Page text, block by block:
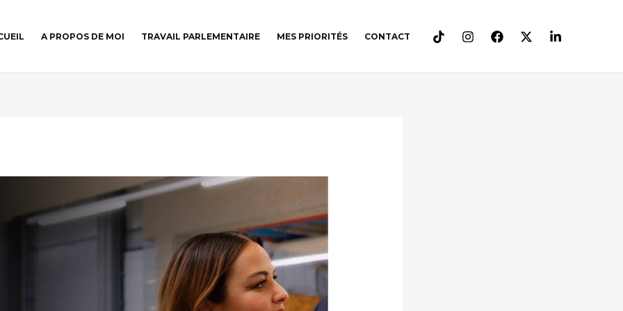
A PROPOS DE MOI TRAVAIL PARLEMENTAIRE MES PRIORITÉS CONTACT